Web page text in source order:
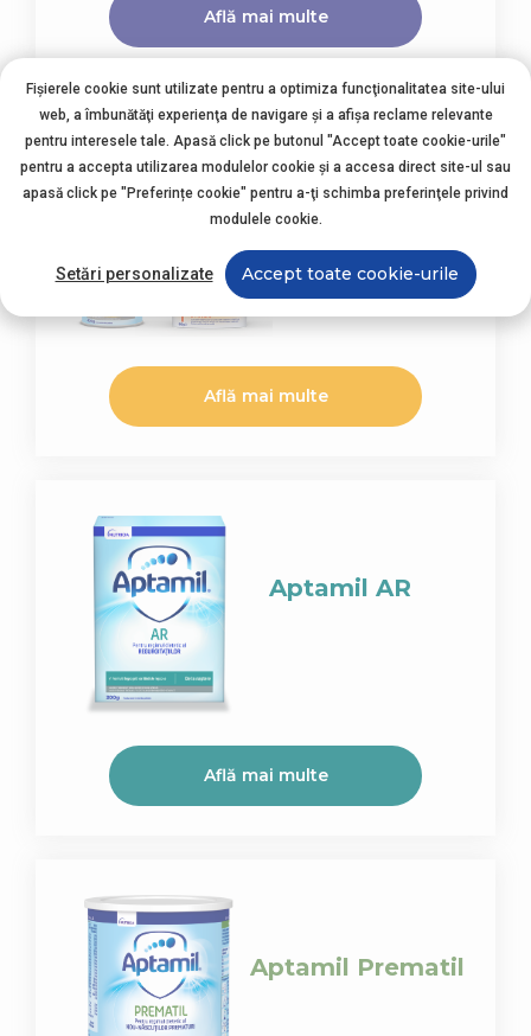
Află mai multe
Aptamil Confort
Află mai multe
Aptamil AR
Află mai multe
Aptamil Prematil
Fișierele cookie sunt utilizate pentru a optimiza funcţionalitatea site-ului
web, a îmbunătăţi experienţa de navigare şi a afişa reclame relevante
pentru interesele tale. Apasă click pe butonul "Accept toate cookie-urile"
pentru a accepta utilizarea modulelor cookie şi a accesa direct site-ul sau
apasă click pe "Preferințe cookie" pentru a-ţi schimba preferinţele privind
modulele cookie.
Setări personalizate Accept toate cookie-urile